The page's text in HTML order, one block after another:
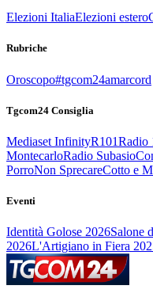
Elezioni ItaliaElezioni estero
Rubriche
Oroscopo#tgcom24amarcord
Tgcom24 Consiglia
Mediaset InfinityR101Radio
MontecarloRadio Subasio
PorroNon SprecareCotto e
Eventi
Identità Golose 2026Salone
2026L'Artigiano in Fiera